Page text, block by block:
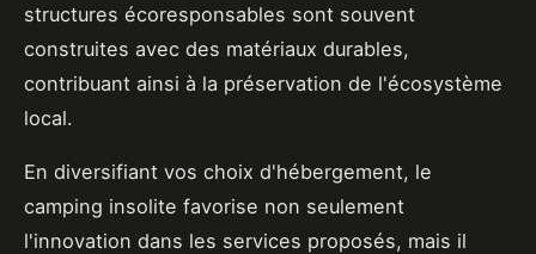
structures écoresponsables sont souvent
construites avec des matériaux durables,
contribuant ainsi à la préservation de l'écosystème
local.
En diversifiant vos choix d'hébergement, le
camping insolite favorise non seulement
l'innovation dans les services proposés, mais il